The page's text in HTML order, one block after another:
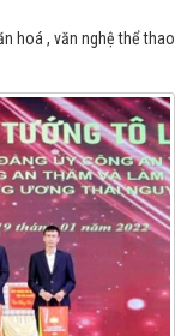
cán bộ trong đơn vị và
hoá , văn nghệ thể thao